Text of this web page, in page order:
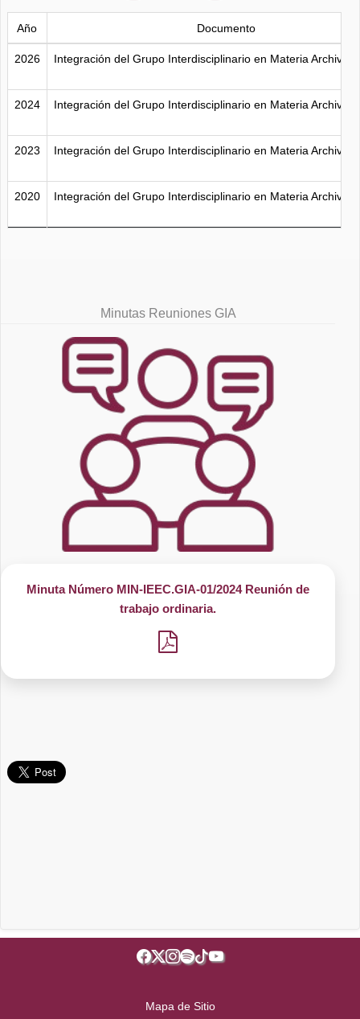
Año Documento
2026 Integración del Grupo Interdisciplinario en Materia
2024 Integración del Grupo Interdisciplinario en Materia
2023 Integración del Grupo Interdisciplinario en Materia
2020 Integración del Grupo Interdisciplinario en Materia
Minutas Reuniones GIA
Minuta Número MIN-IEEC.GIA-01/2024 Reunión de
trabajo ordinaria.
Mapa de Sitio